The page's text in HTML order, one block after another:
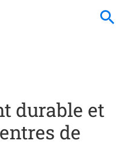
durable et
de